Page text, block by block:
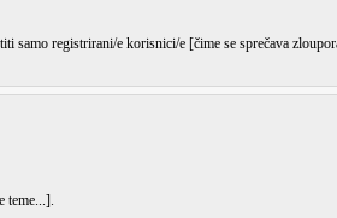
registrirani/e korisnici/e [čime se sprečava
teme...].